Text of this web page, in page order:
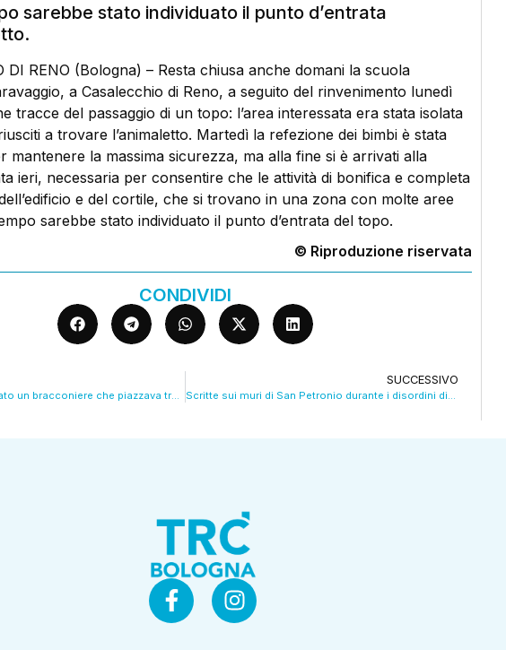
sarebbe stato individuato il punto d’entrata
DI RENO (Bologna) – Resta chiusa anche domani la scuola
a Casalecchio di Reno, a seguito del rinvenimento lunedì
tracce del passaggio di un topo: l’area interessata era stata isolata
a trovare l’animaletto. Martedì la refezione dei bimbi è stata
mantenere la massima sicurezza, ma alla fine si è arrivati alla
ieri, necessaria per consentire che le attività di bonifica e completa
e del cortile, che si trovano in una zona con molte aree
sarebbe stato individuato il punto d’entrata del topo.
© Riproduzione riservata
CONDIVIDI
Ozzano, denunciato un bracconiere che piazzava trappole nei boschi
SUCCESSIVO
Scritte sui muri di San Petronio durante i disordini di sabato